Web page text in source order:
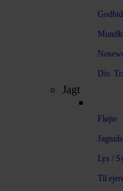
Div.
Jagt
Fløjte
Lys /
Til